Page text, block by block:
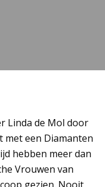
Linda de Mol door
met een Diamanten
hebben meer dan
Vrouwen van